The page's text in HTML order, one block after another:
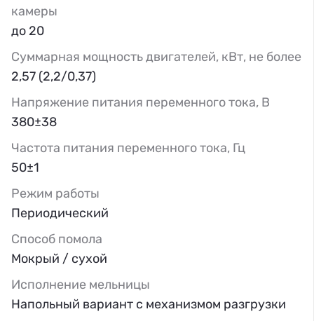
камеры
до 20
Суммарная мощность двигателей, кВт, не более
2,57 (2,2/0,37)
Напряжение питания переменного тока, В
380±38
Частота питания переменного тока, Гц
50±1
Режим работы
Периодический
Способ помола
Мокрый / сухой
Исполнение мельницы
Напольный вариант с механизмом разгрузки